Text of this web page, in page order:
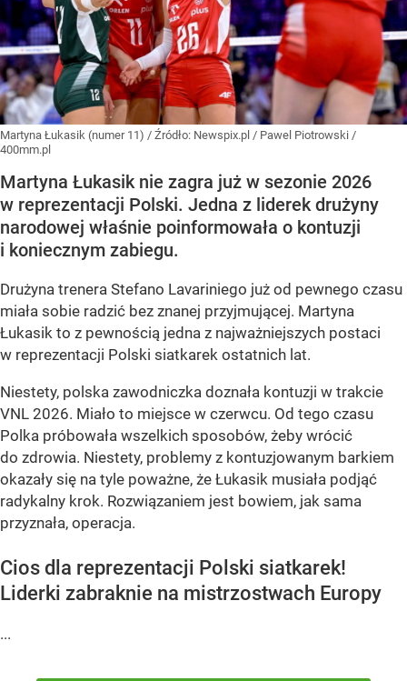
Martyna Łukasik (numer 11) / Źródło: Newspix.pl / Pawel Piotrowski /
400mm.pl
Martyna Łukasik nie zagra już w sezonie 2026
w reprezentacji Polski. Jedna z liderek drużyny
narodowej właśnie poinformowała o kontuzji
i koniecznym zabiegu.
Drużyna trenera Stefano Lavariniego już od pewnego czasu
miała sobie radzić bez znanej przyjmującej. Martyna
Łukasik to z pewnością jedna z najważniejszych postaci
w reprezentacji Polski siatkarek ostatnich lat.
Niestety, polska zawodniczka doznała kontuzji w trakcie
VNL 2026. Miało to miejsce w czerwcu. Od tego czasu
Polka próbowała wszelkich sposobów, żeby wrócić
do zdrowia. Niestety, problemy z kontuzjowanym barkiem
okazały się na tyle poważne, że Łukasik musiała podjąć
radykalny krok. Rozwiązaniem jest bowiem, jak sama
przyznała, operacja.
Cios dla reprezentacji Polski siatkarek!
Liderki zabraknie na mistrzostwach Europy
...